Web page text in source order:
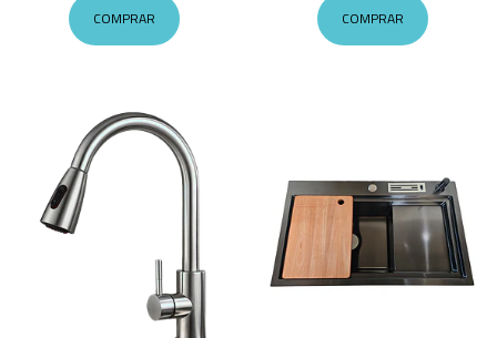
COMPRAR COMPRAR